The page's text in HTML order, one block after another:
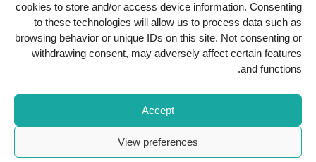
cookies to store and/or access device information. Consenting
to these technologies will allow us to process data such as
browsing behavior or unique IDs on this site. Not consenting or
withdrawing consent, may adversely affect certain features
and functions.
Accept
View preferences
حوكمة الشركات
حمّل تطبيقنا